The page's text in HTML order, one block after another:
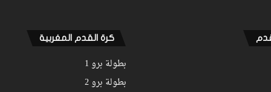
كرة القدم المغربية
بطولة برو 1
بطولة برو 2